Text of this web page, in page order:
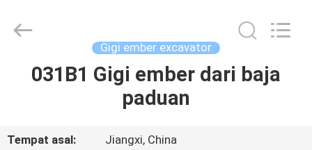
RUMAH
Spare
Parts
Gigi ember excavator
031B1 Gigi ember dari baja
paduan
Tempat asal:
Jiangxi, China